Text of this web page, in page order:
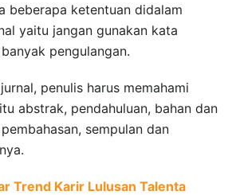
beberapa ketentuan didalam
yaitu jangan gunakan kata
pengulangan.
penulis harus memahami
abstrak, pendahuluan, bahan dan
sempulan dan
Trend Karir Lulusan Talenta